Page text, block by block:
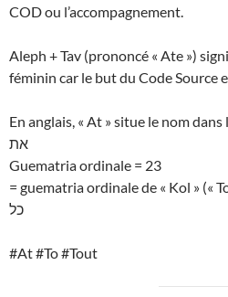
COD ou l’accompagnement.
Aleph + Tav (prononcé « Ate »)
féminin car le but du Code Source
En anglais, « At » situe le nom dans
את
Guematria ordinale = 23
= guematria ordinale de « Kol » («
כל
#At #To #Tout